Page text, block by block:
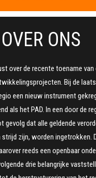
OVER ONS
over de recente toename
Bij de
een nieuw instrument
als het PAD. In een door de
gevolg dat alle geldende
zijn, worden ingetrokken.
reeds een openbaar
drie belangrijke